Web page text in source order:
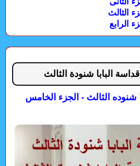
الثالث
الرابع
البابا شنودة الثالث
شنوده الثالث - الجزء الخامس